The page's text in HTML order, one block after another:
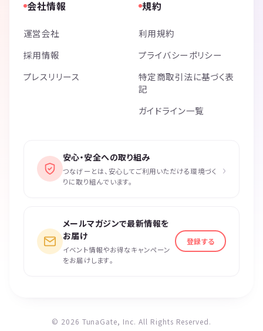
会社情報
運営会社
採用情報
プレスリリース
規約
利用規約
プライバシーポリシー
特定商取引法に基づく表
記
ガイドライン一覧
安心・安全への取り組み
つなげーとは、安心してご利用いただける環境づく
りに取り組んでいます。
›
メールマガジンで最新情報を
お届け
イベント情報やお得なキャンペーン
をお届けします。
登録する
© 2026 TunaGate, Inc. All Rights Reserved.